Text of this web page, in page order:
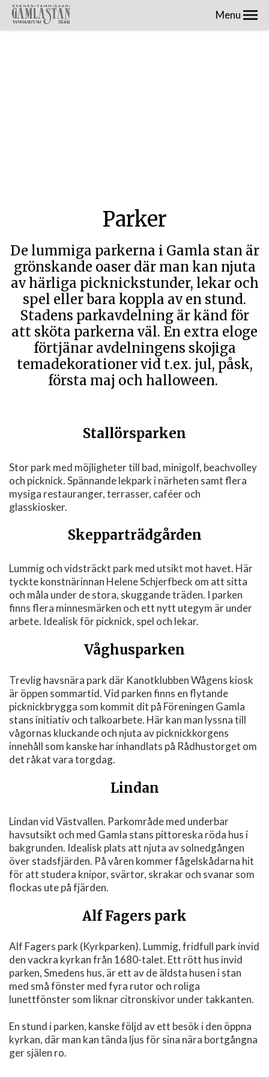
Menu
Parker
De lummiga parkerna i Gamla stan är
grönskande oaser där man kan njuta
av härliga picknickstunder, lekar och
spel eller bara koppla av en stund.
Stadens parkavdelning är känd för
att sköta parkerna väl. En extra eloge
förtjänar avdelningens skojiga
temadekorationer vid t.ex. jul, påsk,
första maj och halloween.
Stallörsparken
Stor park med möjligheter till bad, minigolf, beachvolley
och picknick. Spännande lekpark i närheten samt flera
mysiga restauranger, terrasser, caféer och
glasskiosker.
Skepparträdgården
Lummig och vidsträckt park med utsikt mot havet. Här
tyckte konstnärinnan Helene Schjerfbeck om att sitta
och måla under de stora, skuggande träden. I parken
finns flera minnesmärken och ett nytt utegym är under
arbete. Idealisk för picknick, spel och lekar.
Våghusparken
Trevlig havsnära park där Kanotklubben Wågens kiosk
är öppen sommartid. Vid parken finns en flytande
picknickbrygga som kommit dit på Föreningen Gamla
stans initiativ och talkoarbete. Här kan man lyssna till
vågornas kluckande och njuta av picknickkorgens
innehåll som kanske har inhandlats på Rådhustorget om
det råkat vara torgdag.
Lindan
Lindan vid Västvallen. Parkområde med underbar
havsutsikt och med Gamla stans pittoreska röda hus i
bakgrunden. Idealisk plats att njuta av solnedgången
över stadsfjärden. På våren kommer fågelskådarna hit
för att studera knipor, svärtor, skrakar och svanar som
flockas ute på fjärden.
Alf Fagers park
Alf Fagers park (Kyrkparken). Lummig, fridfull park invid
den vackra kyrkan från 1680-talet. Ett rött hus invid
parken, Smedens hus, är ett av de äldsta husen i stan
med små fönster med fyra rutor och roliga
lunettfönster som liknar citronskivor under takkanten.
En stund i parken, kanske följd av ett besök i den öppna
kyrkan, där man kan tända ljus för sina nära bortgångna
ger själen ro.